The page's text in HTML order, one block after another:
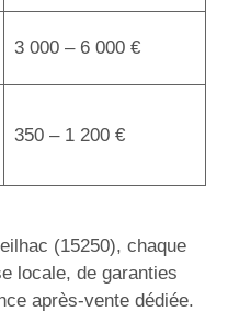
3 000 – 6 000 €
350 – 1 200 €
(15250), chaque
locale, de garanties
après-vente dédiée.